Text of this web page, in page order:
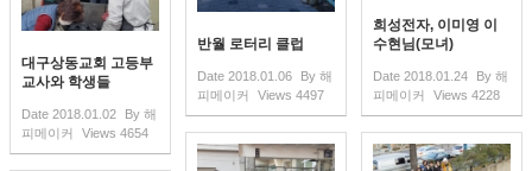
희성전자, 이미영 이
수현님(모녀)
Date 2018.01.24 By 해
피메이커
Views 4228
반월 로터리 클럽
Date 2018.01.06 By 해
피메이커
Views 4497
대구상동교회 고등부
교사와 학생들
Date 2018.01.02 By 해
피메이커
Views 4654